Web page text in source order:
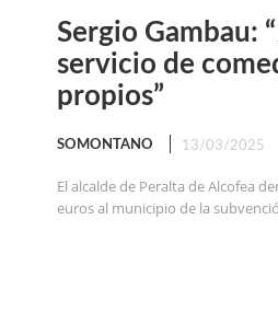
Sergio Gambau:
servicio de
propios”
SOMONTANO 13/03/2025
El alcalde de Peralta de Alcofea
euros al municipio de la